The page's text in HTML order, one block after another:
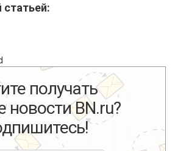
статьей:
получать
новости BN.ru?